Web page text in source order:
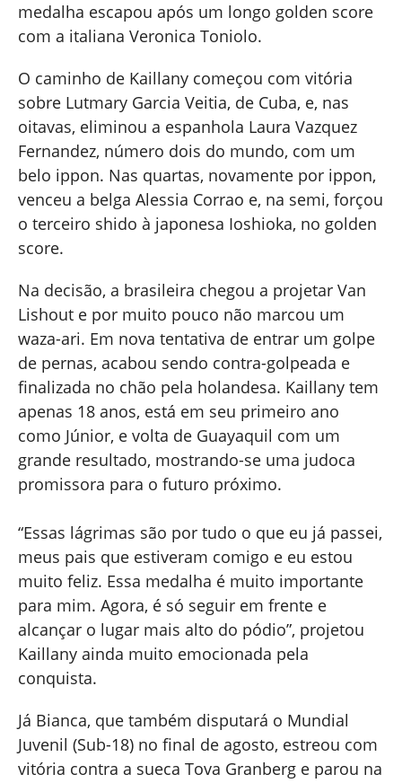
medalha escapou após um longo golden score
com a italiana Veronica Toniolo.
O caminho de Kaillany começou com vitória
sobre Lutmary Garcia Veitia, de Cuba, e, nas
oitavas, eliminou a espanhola Laura Vazquez
Fernandez, número dois do mundo, com um
belo ippon. Nas quartas, novamente por ippon,
venceu a belga Alessia Corrao e, na semi, forçou
o terceiro shido à japonesa Ioshioka, no golden
score.
Na decisão, a brasileira chegou a projetar Van
Lishout e por muito pouco não marcou um
waza-ari. Em nova tentativa de entrar um golpe
de pernas, acabou sendo contra-golpeada e
finalizada no chão pela holandesa. Kaillany tem
apenas 18 anos, está em seu primeiro ano
como Júnior, e volta de Guayaquil com um
grande resultado, mostrando-se uma judoca
promissora para o futuro próximo.
“Essas lágrimas são por tudo o que eu já passei,
meus pais que estiveram comigo e eu estou
muito feliz. Essa medalha é muito importante
para mim. Agora, é só seguir em frente e
alcançar o lugar mais alto do pódio”, projetou
Kaillany ainda muito emocionada pela
conquista.
Já Bianca, que também disputará o Mundial
Juvenil (Sub-18) no final de agosto, estreou com
vitória contra a sueca Tova Granberg e parou na